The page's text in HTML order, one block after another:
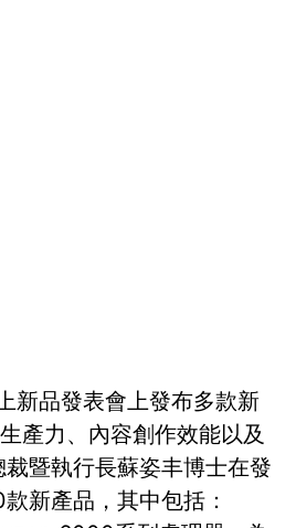
新品發表會上發布多款新
產力、內容創作效能以及
暨執行長蘇姿丰博士在發
新產品，其中包括：